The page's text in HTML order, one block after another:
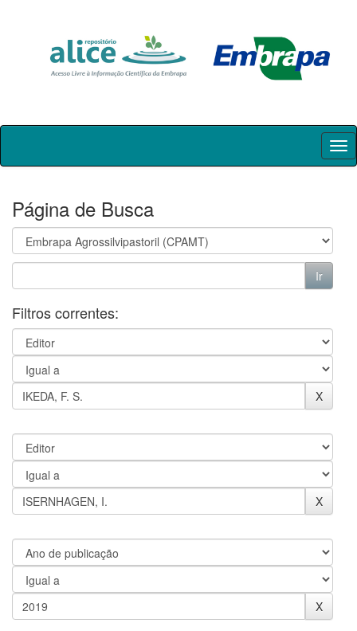
Skip
Página de Busca
Filtros correntes: